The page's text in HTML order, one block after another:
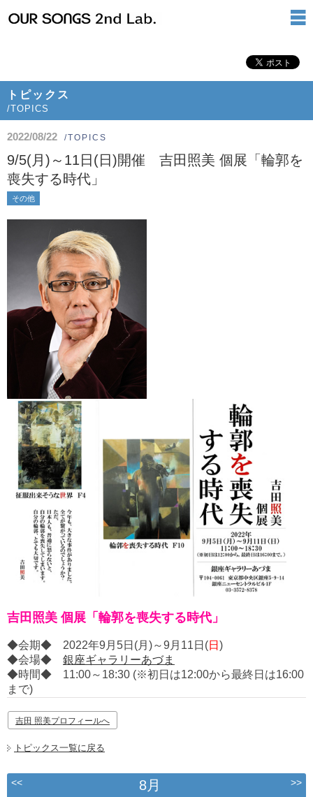
トピックス
/TOPICS
2022/08/22 /TOPICS
9/5(月)～11日(日)開催 吉田照美 個展「輪郭を
喪失する時代」
その他
吉田照美 個展「輪郭を喪失する時代」
◆会期◆ 2022年9月5日(月)～9月11日(日 )
◆会場◆ 銀座ギャラリーあづま
◆時間◆ 11:00～18:30 (※初日は12:00から最終日は16:00
まで)
吉田 照美プロフィールへ
トピックス一覧に戻る
<< 8月 >>